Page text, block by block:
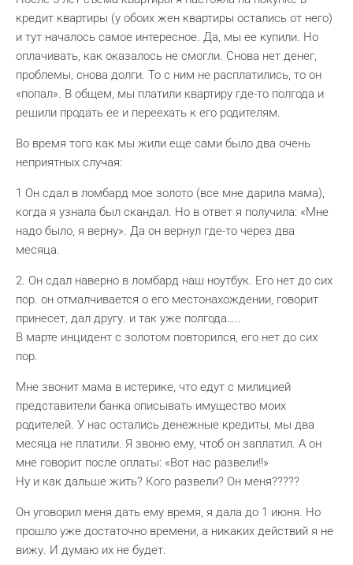
кредит квартиры (у обоих жен квартиры остались от него)
и тут началось самое интересное. Да, мы ее купили. Но
оплачивать, как оказалось не смогли. Снова нет денег,
проблемы, снова долги. То с ним не расплатились, то он
«попал». В общем, мы платили квартиру где-то полгода и
решили продать ее и переехать к его родителям.
Во время того как мы жили еще сами было два очень
неприятных случая:
1 Он сдал в ломбард мое золото (все мне дарила мама),
когда я узнала был скандал. Но в ответ я получила: «Мне
надо было, я верну». Да он вернул где-то через два
месяца.
2. Он сдал наверно в ломбард наш ноутбук. Его нет до сих
пор. он отмалчивается о его местонахождении, говорит
принесет, дал другу. и так уже полгода…..
В марте инцидент с золотом повторился, его нет до сих
пор.
Мне звонит мама в истерике, что едут с милицией
представители банка описывать имущество моих
родителей. У нас остались денежные кредиты, мы два
месяца не платили. Я звоню ему, чтоб он заплатил. А он
мне говорит после оплаты: «Вот нас развели!!»
Ну и как дальше жить? Кого развели? Он меня?????
Он уговорил меня дать ему время, я дала до 1 июня. Но
прошло уже достаточно времени, а никаких действий я не
вижу. И думаю их не будет.